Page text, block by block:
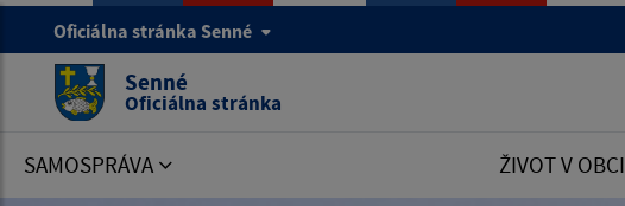
Oficiálna stránka Senné
Senné
Oficiálna stránka
SAMOSPRÁVA ŽIVOT V OBCI